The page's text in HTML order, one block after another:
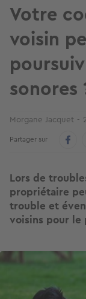
Votre
voisin
sonores
Morgane Jacquet
Partager sur
Lors de
propriétaire
trouble et
voisins pour
Image